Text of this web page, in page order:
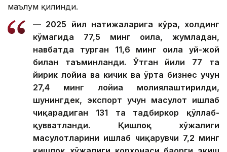
маълум қилинди.
— 2025 йил натижаларига кўра, холдинг
кўмагида 77,5 минг оила, жумладан,
навбатда турган 11,6 минг оила уй-жой
билан таъминланди. Ўтган йили 77 та
йирик лойиҳа ва кичик ва ўрта бизнес учун
27,4 минг лойиҳа молиялаштирилди,
шунингдек, экспорт учун маҳсулот ишлаб
чиқарадиган 131 та тадбиркор қўллаб-
қувватланди. Қишлоқ хўжалиги
маҳсулотларини ишлаб чиқарувчи 7,2 минг